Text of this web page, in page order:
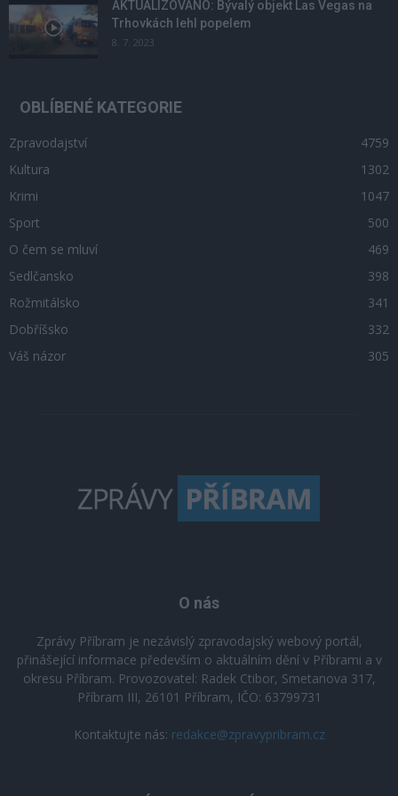
AKTUALIZOVÁNO: Bývalý objekt Las Vegas na
Trhovkách lehl popelem
8. 7. 2023
OBLÍBENÉ KATEGORIE
Zpravodajství
4759
Kultura
1302
Krimi
1047
Sport
500
O čem se mluví
469
Sedlčansko
398
Rožmitálsko
341
Dobříšsko
332
Váš názor
305
O nás
Zprávy Příbram je nezávislý zpravodajský webový portál,
přinášející informace především o aktuálním dění v Příbrami a v
okresu Příbram. Provozovatel: Radek Ctibor, Smetanova 317,
Příbram III, 26101 Příbram, IČO: 63799731
Kontaktujte nás: redakce@zpravypribram.cz